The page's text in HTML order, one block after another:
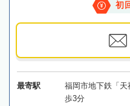
初
最寄駅
福岡市地下鉄「
歩3分